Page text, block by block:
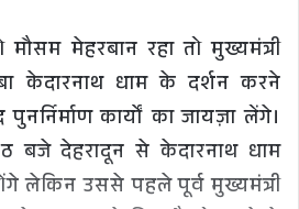
मेहरबान रहा तो मुख्यमंत्री
केदारनाथ धाम के दर्शन करने
कार्यों का जायज़ा लेंगे।
बजे देहरादून से केदारनाथ धाम
लेकिन उससे पहले पूर्व मुख्यमंत्री